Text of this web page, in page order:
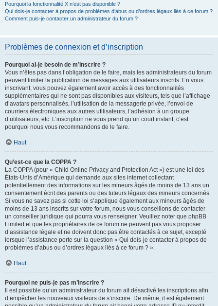
Pourquoi la fonctionnalité X n’est pas disponible ?
Qui dois-je contacter à propos de problèmes d’abus ou d’ordres légaux liés à ce forum ?
Comment puis-je contacter un administrateur du forum ?
Problèmes de connexion et d’inscription
Pourquoi ai-je besoin de m’inscrire ?
Vous n’êtes pas dans l’obligation de le faire, mais les administrateurs du forum
peuvent limiter la publication de messages aux utilisateurs inscrits. En vous
inscrivant, vous pouvez également avoir accès à des fonctionnalités
supplémentaires qui ne sont pas disponibles aux visiteurs, tels que l’affichage
d’avatars personnalisés, l’utilisation de la messagerie privée, l’envoi de
courriers électroniques aux autres utilisateurs, l’adhésion à un groupe
d’utilisateurs, etc. L’inscription ne vous prend qu’un court instant, c’est
pourquoi nous vous recommandons de le faire.
Haut
Qu’est-ce que la COPPA ?
La COPPA (pour « Child Online Privacy and Protection Act ») est une loi des
États-Unis d’Amérique qui demande aux sites internet collectant
potentiellement des informations sur les mineurs âgés de moins de 13 ans un
consentement écrit des parents ou des tuteurs légaux des mineurs concernés.
Si vous ne savez pas si cette loi s’applique également aux mineurs âgés de
moins de 13 ans inscrits sur votre forum, nous vous conseillons de contacter
un conseiller juridique qui pourra vous renseigner. Veuillez noter que phpBB
Limited et que les propriétaires de ce forum ne peuvent pas vous proposer
d’assistance légale et ne doivent donc pas être contactés à ce sujet, excepté
lorsque l’assistance porte sur la question « Qui dois-je contacter à propos de
problèmes d’abus ou d’ordres légaux liés à ce forum ? ».
Haut
Pourquoi ne puis-je pas m’inscrire ?
Il est possible qu’un administrateur du forum ait désactivé les inscriptions afin
d’empêcher les nouveaux visiteurs de s’inscrire. De même, il est également